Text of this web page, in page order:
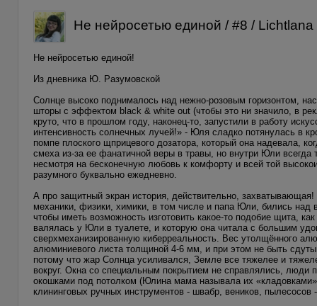
Не нейросетью единой / #8 / Lichtlana
Не нейросетью единой!
Из дневника Ю. Разумовской
Солнце высоко поднималось над нежно-розовым горизонтом,
шторы с эффектом black & white out (чтобы это ни значило, в
круто, что в прошлом году, наконец-то, запустили в работу
интенсивность солнечных лучей!» - Юля сладко потянулась в
помпе плоского щприцевого дозатора, который она надевала,
смеха из-за ее фанатичной веры в травы, но внутри Юли всегда
несмотря на бесконечную любовь к комфорту и всей той
разумного буквально ежедневно.
А про защитный экран история, действительно,
механики, физики, химики, в том числе и папа Юли, бились
чтобы иметь возможность изготовить какое-то подобие щита,
валялась у Юли в туалете, и которую она читала с большим
сверхмеханизированную киберреальность. Вес утолщённого
алюминиевого листа толщиной 4-6 мм, и при этом не быть
потому что жар Солнца усиливался, Земле все тяжелее и
вокруг. Окна со специальным покрытием не справлялись, люди
окошками под потолком (Юлина мама называла их
клининговых ручных инструментов - швабр, веников, пылесосов